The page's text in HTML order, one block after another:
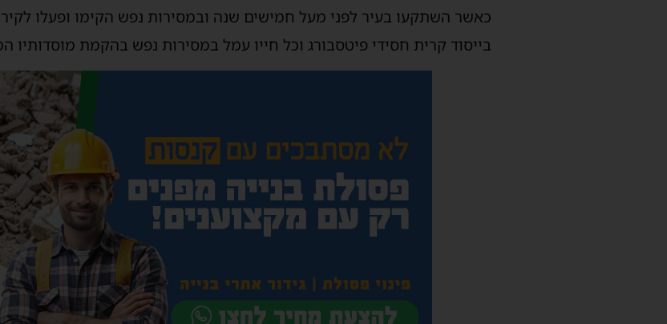
כאשר השתקעו בעיר לפני מעל חמישים שנה ובמסירות נפש הקימו ופעלו
בייסוד קרית חסידי פיטסבורג וכל חייו עמל במסירות נפש בהקמת